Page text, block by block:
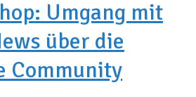
Umgang mit
über die
Community